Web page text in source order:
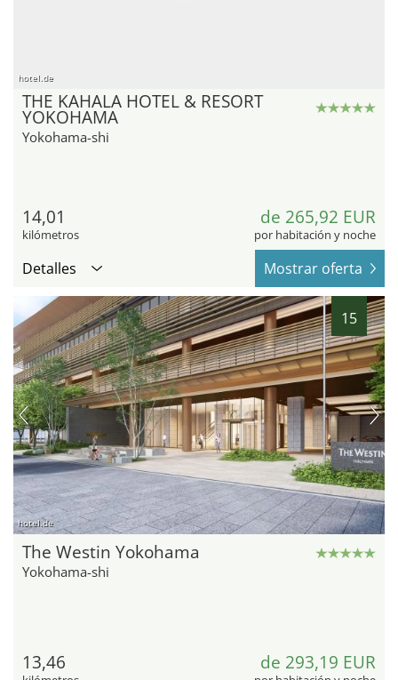
hotel.de
THE KAHALA HOTEL & RESORT
YOKOHAMA
Yokohama-shi
14,01
kilómetros
de 265,92 EUR
por habitación y noche
Detalles Mostrar oferta
15
hotel.de
The Westin Yokohama
Yokohama-shi
13,46 de 293,19 EUR